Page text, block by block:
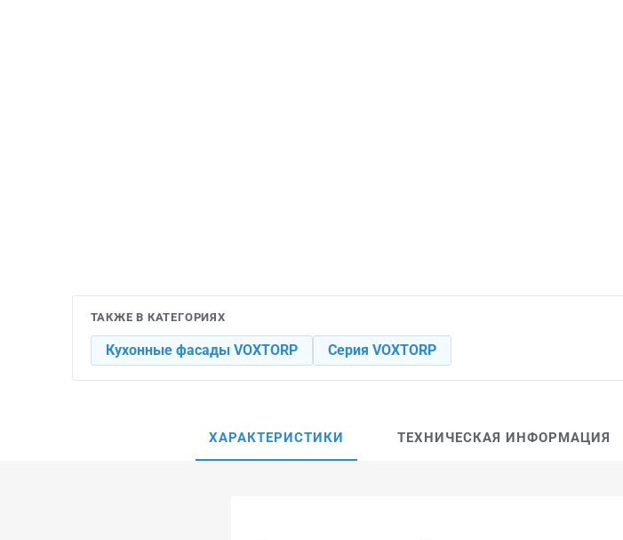
ТАКЖЕ В КАТЕГОРИЯХ
Кухонные фасады VOXTORP Серия VOXTORP
ХАРАКТЕРИСТИКИ ТЕХНИЧЕСКАЯ ИНФОРМАЦИЯ